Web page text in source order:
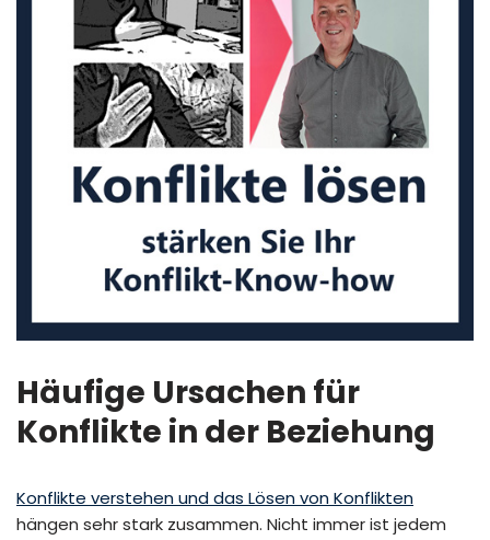
Häufige Ursachen für
Konflikte in der Beziehung
Konflikte verstehen und das Lösen von Konflikten
hängen sehr stark zusammen. Nicht immer ist jedem